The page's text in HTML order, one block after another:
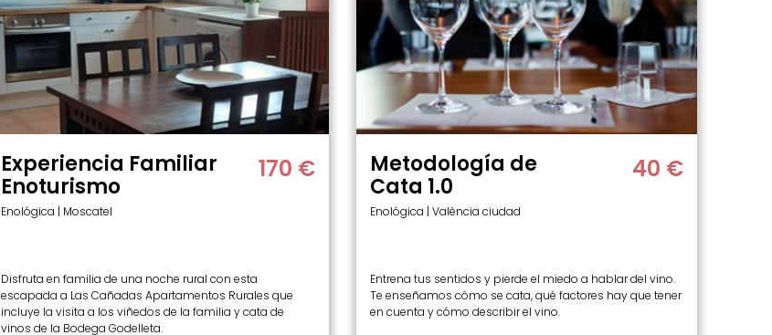
Experiencia Familiar
Enoturismo
Enológica | Moscatel
170 €
Disfruta en familia de una noche rural con esta
escapada a Las Cañadas Apartamentos Rurales que
incluye la visita a los viñedos de la familia y cata de
vinos de la Bodega Godelleta.
Metodología de
Cata 1.0
Enológica | València ciudad
40 €
Entrena tus sentidos y pierde el miedo a hablar del vino.
Te enseñamos cómo se cata, qué factores hay que tener
en cuenta y cómo describir el vino.